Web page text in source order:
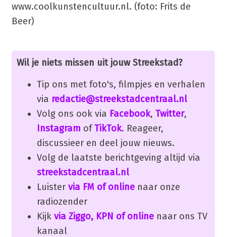
www.coolkunstencultuur.nl. (foto: Frits de
Beer)
Wil je niets missen uit jouw Streekstad?
Tip ons met foto's, filmpjes en verhalen
via redactie@streekstadcentraal.nl
Volg ons ook via Facebook, Twitter,
Instagram ofTikTok. Reageer,
discussieer en deel jouw nieuws.
Volg de laatste berichtgeving altijd via
streekstadcentraal.nl
Luister via FM of onlinenaar onze
radiozender
Kijk via Ziggo, KPN of onlinenaar ons TV
kanaal